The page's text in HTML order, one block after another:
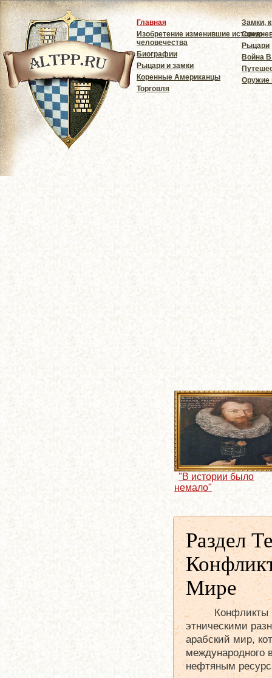
Главная
Изобретение изменившие историю
человечества
Биографии
Рыцари и замки
Коренные Американцы
Торговля
Замки,
Рыцари
Война
Оружие
"В истории было
немало"
Раздел
Мире
Конфликты
этническими
арабский мир,
международного
нефтяным